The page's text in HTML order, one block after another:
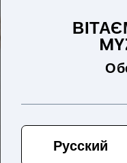
Русский